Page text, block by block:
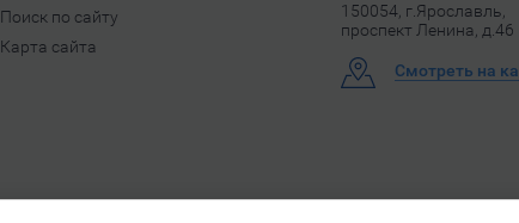
Поиск по сайту
Карта сайта
150054, г.Ярославль,
проспект Ленина, д.46
Смотреть на